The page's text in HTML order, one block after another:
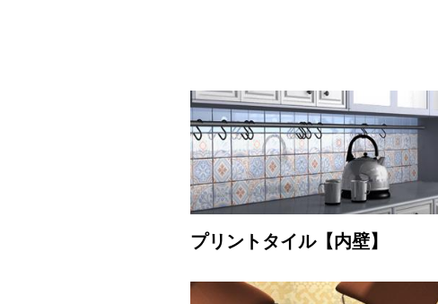
プリントタイル【内壁】